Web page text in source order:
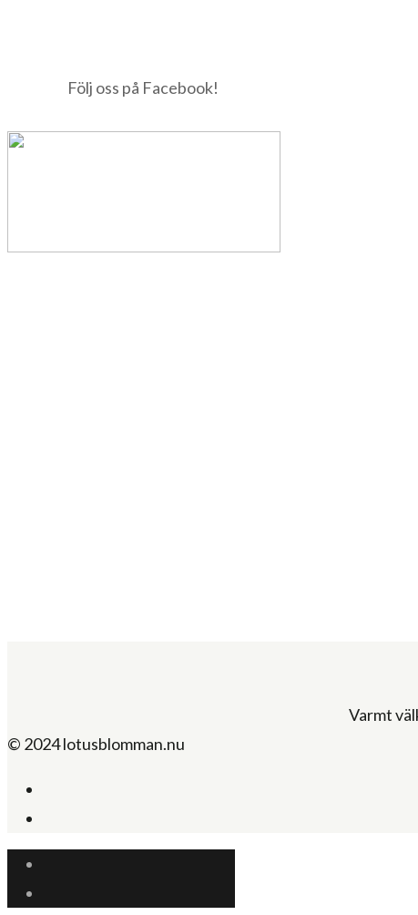
Följ oss på Facebook!
Varmt
© 2024 lotusblomman.nu